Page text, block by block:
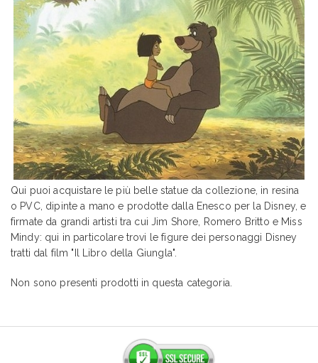
Qui puoi acquistare le più belle statue da collezione, in resina
o PVC, dipinte a mano e prodotte dalla Enesco per la Disney, e
firmate da grandi artisti tra cui Jim Shore, Romero Britto e Miss
Mindy: qui in particolare trovi le figure dei personaggi Disney
tratti dal film "Il Libro della Giungla".
Non sono presenti prodotti in questa categoria.